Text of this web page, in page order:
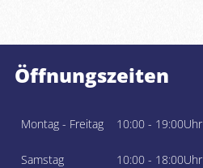
Öffnungszeiten
Montag - Freitag 10:00 - 19:00Uhr
Samstag 10:00 - 18:00Uhr